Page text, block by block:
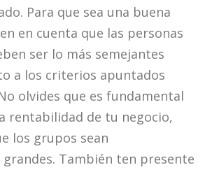
Para que sea una buena
en cuenta que las personas
ser lo más semejantes
a los criterios apuntados
olvides que es fundamental
rentabilidad de tu negocio,
los grupos sean
También ten presente